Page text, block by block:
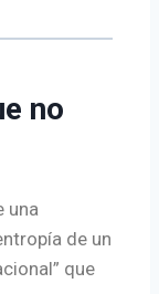
no
una
de un
que